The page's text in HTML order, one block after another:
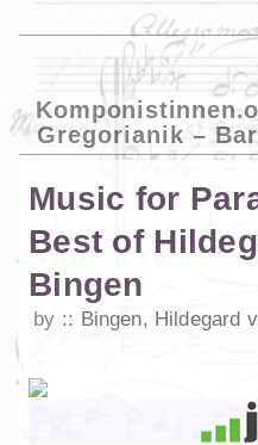
Gregorianik –
Music for
Best of
Bingen
by Bingen, Hildegard